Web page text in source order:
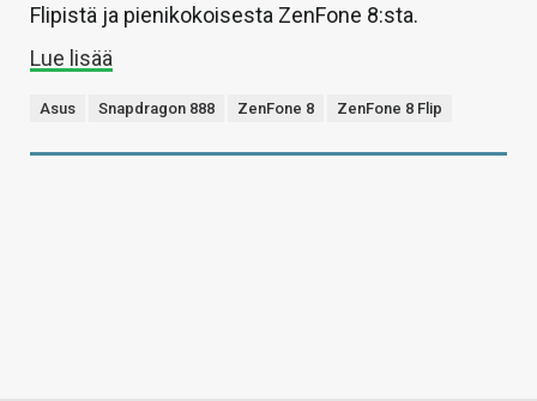
Flipistä ja pienikokoisesta ZenFone 8:sta.
Lue lisää
Asus Snapdragon 888 ZenFone 8 ZenFone 8 Flip